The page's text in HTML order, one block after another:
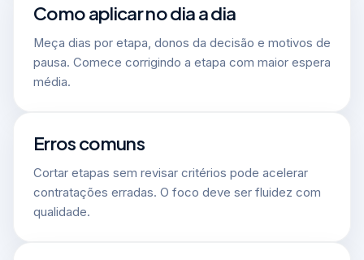
Como aplicar no dia a dia
Meça dias por etapa, donos da decisão e motivos de
pausa. Comece corrigindo a etapa com maior espera
média.
Erros comuns
Cortar etapas sem revisar critérios pode acelerar
contratações erradas. O foco deve ser fluidez com
qualidade.